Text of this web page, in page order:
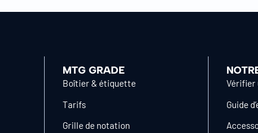
MTG GRADE
Boîtier & étiquette
Tarifs
Grille de notation
Vérifier
Guide